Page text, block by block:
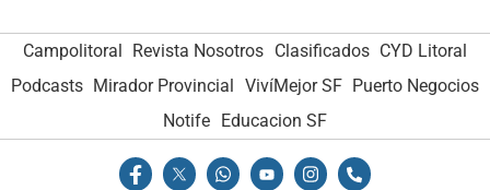
Campolitoral Revista Nosotros Clasificados CYD Litoral
Podcasts Mirador Provincial VivíMejor SF Puerto Negocios
Notife
Educacion SF